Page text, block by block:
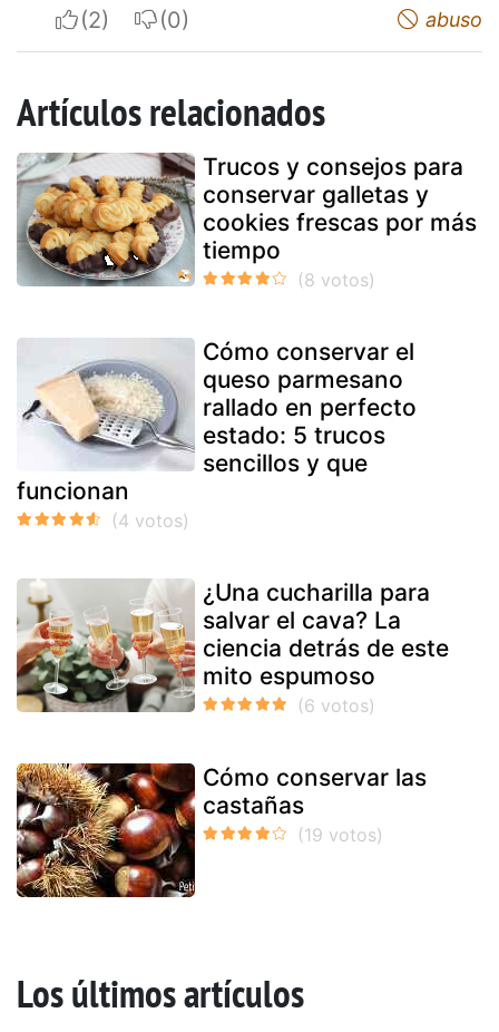
I apreciateI do not appreciate abuso
Artículos relacionados
Trucos y consejos para
conservar galletas y
cookies frescas por más
tiempo
Cómo conservar el
queso parmesano
rallado en perfecto
estado: 5 trucos
sencillos y que
funcionan
¿Una cucharilla para
salvar el cava? La
ciencia detrás de este
mito espumoso
Cómo conservar las
castañas
Los últimos artículos